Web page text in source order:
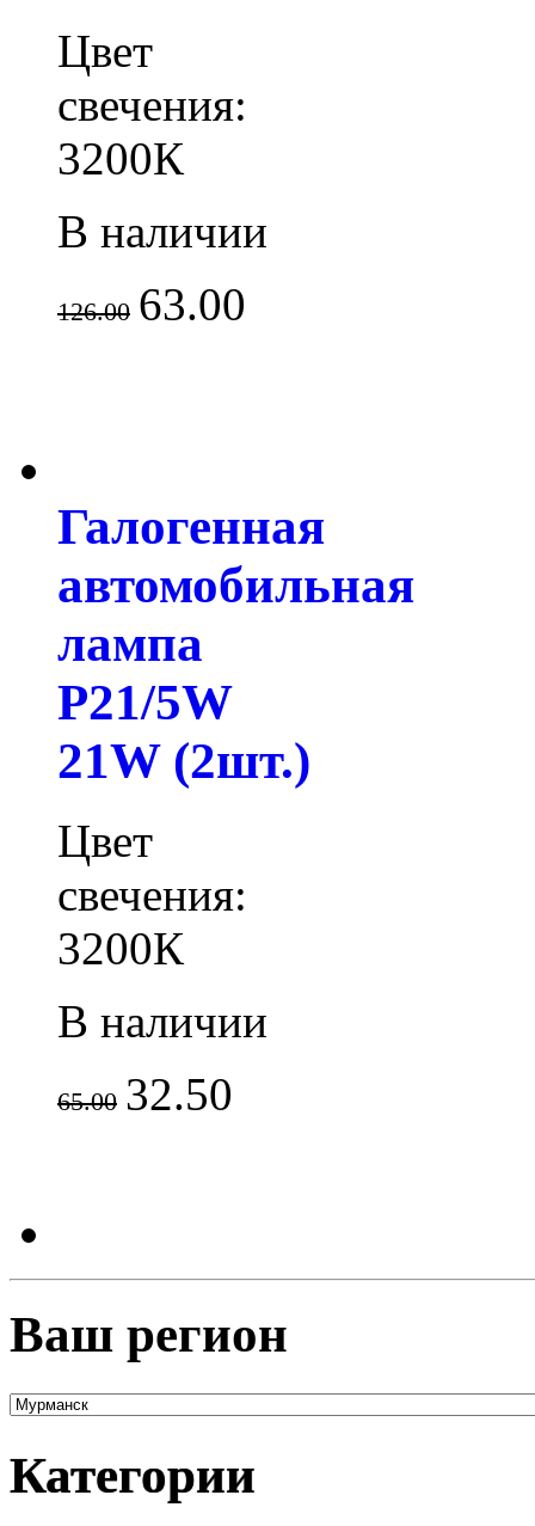
Цвет
свечения:
3200К
В наличии
126.00 63.00
Галогенная
автомобильная
лампа
P21/5W
21W (2шт.)
Цвет
свечения:
3200К
В наличии
65.00 32.50
Ваш регион
Категории